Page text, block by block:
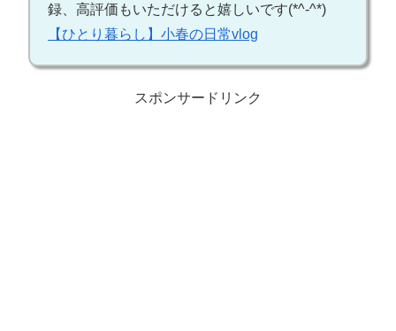
録、高評価もいただけると嬉しいです(*^-^*)
【ひとり暮らし】小春の日常vlog
スポンサードリンク